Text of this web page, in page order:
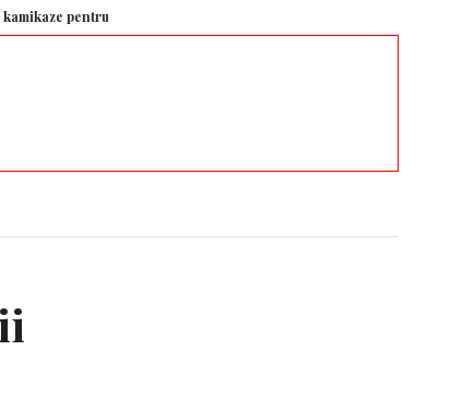
armată rusă, este în stare critică după ce mașina sa a explodat